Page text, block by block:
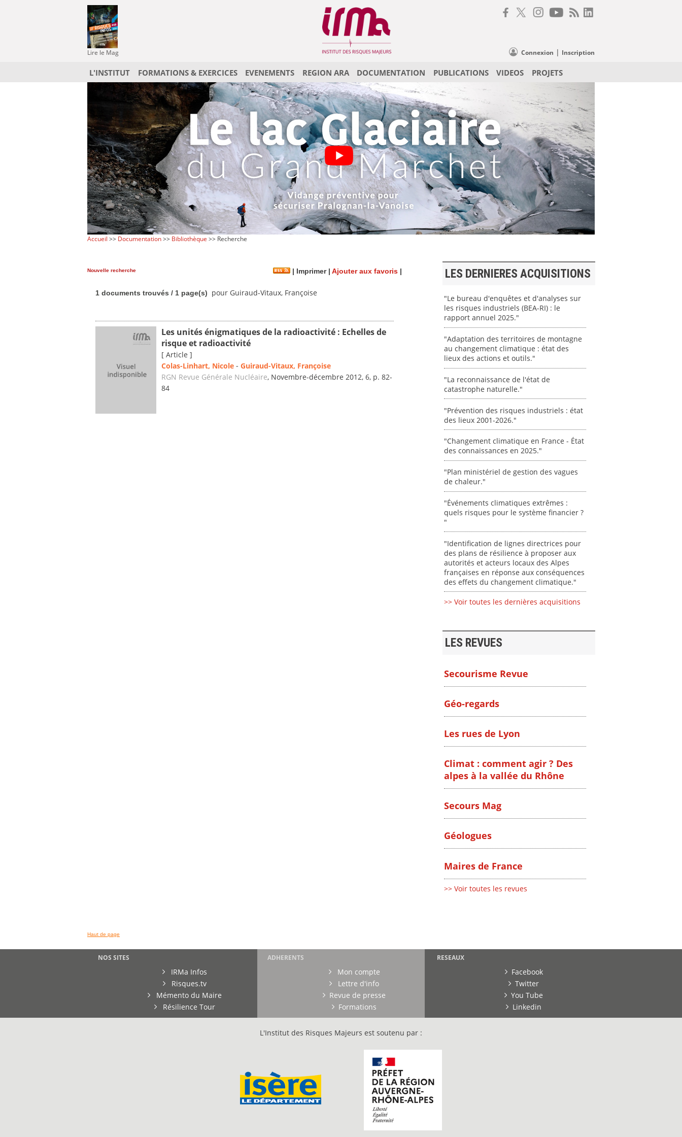
Lire le Mag Connexion | Inscription
L'INSTITUT FORMATIONS & EXERCICES EVENEMENTS REGION ARA DOCUMENTATION PUBLICATIONS VIDEOS PROJETS
Accueil >> Documentation>> Bibliothèque >> Recherche
Nouvelle recherche | Imprimer| Ajouter aux favoris |
1 documents trouvés / 1 page(s) pour Guiraud-Vitaux, Françoise
Les unités énigmatiques de la radioactivité : Echelles de
risque et radioactivité
[ Article ]
Colas-Linhart, Nicole - Guiraud-Vitaux, Françoise
RGN Revue Générale Nucléaire, Novembre-décembre 2012, 6, p. 82-
84
LES DERNIERES ACQUISITIONS
"Le bureau d'enquêtes et d'analyses sur
les risques industriels (BEA-RI) : le
rapport annuel 2025."
"Adaptation des territoires de montagne
au changement climatique : état des
lieux des actions et outils."
"La reconnaissance de l'état de
catastrophe naturelle."
"Prévention des risques industriels : état
des lieux 2001-2026."
"Changement climatique en France - État
des connaissances en 2025."
"Plan ministériel de gestion des vagues
de chaleur."
"Événements climatiques extrêmes :
quels risques pour le système financier ?
"
"Identification de lignes directrices pour
des plans de résilience à proposer aux
autorités et acteurs locaux des Alpes
françaises en réponse aux conséquences
des effets du changement climatique."
>> Voir toutes les dernières acquisitions
LES REVUES
Secourisme Revue
Géo-regards
Les rues de Lyon
Climat : comment agir ? Des
alpes à la vallée du Rhône
Secours Mag
Géologues
Maires de France
>> Voir toutes les revues
Haut de page
NOS SITES
IRMa Infos
Risques.tv
Mémento du Maire
Résilience Tour
ADHERENTS
Mon compte
Lettre d'info
Revue de presse
Formations
RESEAUX
Facebook
Twitter
You Tube
Linkedin
L'Institut des Risques Majeurs est soutenu par :